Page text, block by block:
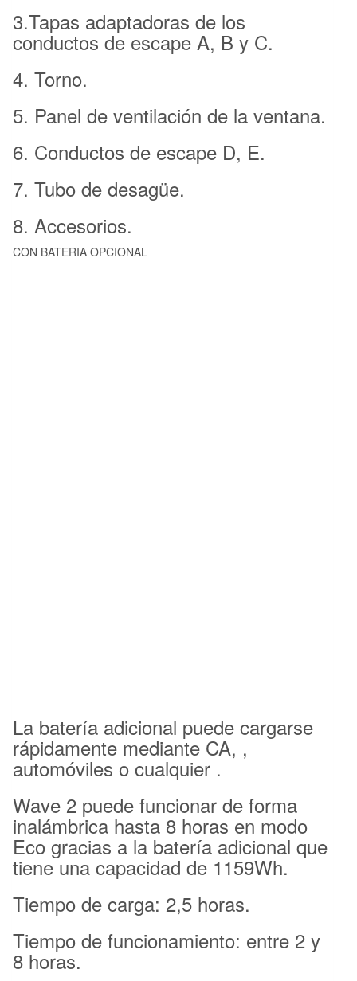
3.Tapas adaptadoras de los
conductos de escape A, B y C.
4. Torno.
5. Panel de ventilación de la ventana.
6. Conductos de escape D, E.
7. Tubo de desagüe.
8. Accesorios.
CON BATERIA OPCIONAL
La batería adicional puede cargarse
rápidamente mediante CA, ,
automóviles o cualquier .
Wave 2 puede funcionar de forma
inalámbrica hasta 8 horas en modo
Eco gracias a la batería adicional que
tiene una capacidad de 1159Wh.
Tiempo de carga: 2,5 horas.
Tiempo de funcionamiento: entre 2 y
8 horas.